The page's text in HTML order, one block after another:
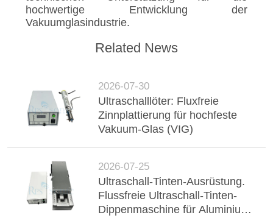
hochwertige Entwicklung der
Vakuumglasindustrie.
Related News
2026-07-30
Ultraschalllöter: Fluxfreie
Zinnplattierung für hochfeste
Vakuum-Glas (VIG)
2026-07-25
Ultraschall-Tinten-Ausrüstung.
Flussfreie Ultraschall-Tinten-
Dippenmaschine für Aluminium-